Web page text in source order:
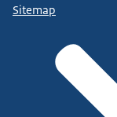
Sitemap